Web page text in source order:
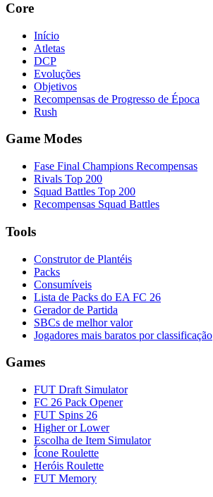
Core
Início
Atletas
DCP
Evoluções
Objetivos
Recompensas de Progresso de Época
Rush
Game Modes
Fase Final Champions Recompensas
Rivals Top 200
Squad Battles Top 200
Recompensas Squad Battles
Tools
Construtor de Plantéis
Packs
Consumíveis
Lista de Packs do EA FC 26
Gerador de Partida
SBCs de melhor valor
Jogadores mais baratos por classificação
Games
FUT Draft Simulator
FC 26 Pack Opener
FUT Spins 26
Higher or Lower
Escolha de Item Simulator
Ícone Roulette
Heróis Roulette
FUT Memory